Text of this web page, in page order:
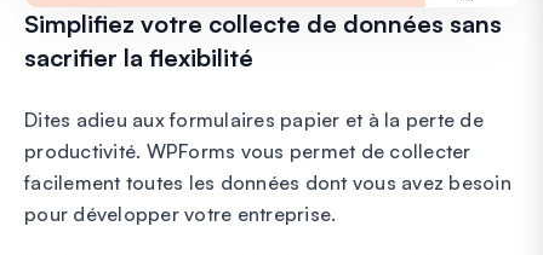
Simplifiez votre collecte de données sans
sacrifier la flexibilité
Dites adieu aux formulaires papier et à la perte de
productivité. WPForms vous permet de collecter
facilement toutes les données dont vous avez besoin
pour développer votre entreprise.